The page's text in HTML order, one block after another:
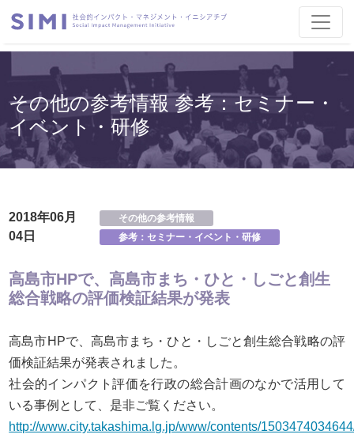
その他の参考情報 参考：セミナー・
イベント・研修
2018年06月
04日
その他の参考情報
参考：セミナー・イベント・研修
高島市HPで、高島市まち・ひと・しごと創生
総合戦略の評価検証結果が発表
高島市HPで、高島市まち・ひと・しごと創生総合戦略の評
価検証結果が発表されました。
社会的インパクト評価を行政の総合計画のなかで活用して
いる事例として、是非ご覧ください。
http://www.city.takashima.lg.jp/www/contents/